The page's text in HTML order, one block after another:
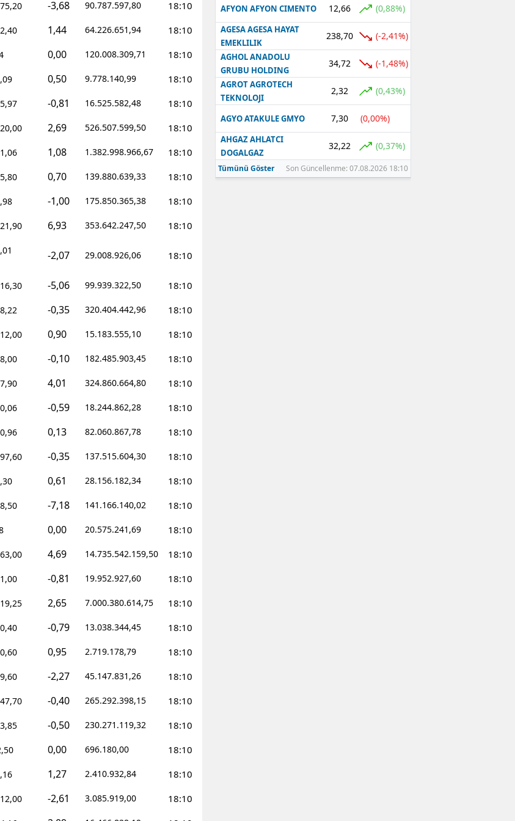
Samsun
Tekirdağ
Trabzon
-3,68 90.787.597,80 18:10
1,44 64.226.651,94 18:10
0,00 120.008.309,71 18:10
0,50 9.778.140,99 18:10
-0,81 16.525.582,48 18:10
2,69 526.507.599,50 18:10
1,08 1.382.998.966,67 18:10
0,70 139.880.639,33 18:10
-1,00 175.850.365,38 18:10
6,93 353.642.247,50 18:10
-2,07 29.008.926,06 18:10
-5,06 99.939.322,50 18:10
-0,35 320.404.442,96 18:10
0,90 15.183.555,10 18:10
-0,10 182.485.903,45 18:10
4,01 324.860.664,80 18:10
-0,59 18.244.862,28 18:10
0,13 82.060.867,78 18:10
-0,35 137.515.604,30 18:10
0,61 28.156.182,34 18:10
-7,18 141.166.140,02 18:10
0,00 20.575.241,69 18:10
4,69 14.735.542.159,50 18:10
-0,81 19.952.927,60 18:10
2,65 7.000.380.614,75 18:10
-0,79 13.038.344,45 18:10
0,95 2.719.178,79 18:10
-2,27 45.147.831,26 18:10
-0,40 265.292.398,15 18:10
-0,50 230.271.119,32 18:10
0,00 696.180,00 18:10
1,27 2.410.932,84 18:10
-2,61 3.085.919,00 18:10
AFYON AFYON CIMENTO 12,66 (0,88%)
AGESA AGESA HAYAT
EMEKLILIK
238,70 (-2,41%)
AGHOL ANADOLU
GRUBU HOLDING
34,72 (-1,48%)
AGROT AGROTECH
TEKNOLOJI
2,32 (0,43%)
AGYO ATAKULE GMYO 7,30 (0,00%)
AHGAZ AHLATCI
DOGALGAZ
32,22 (0,37%)
Tümünü Göster Son Güncellenme: 07.08.2026 18:10